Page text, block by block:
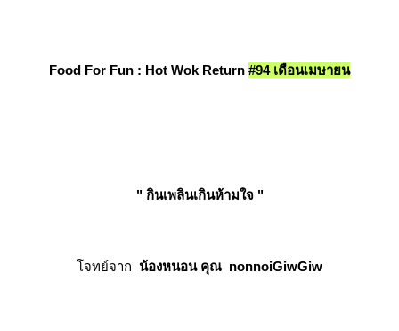
Food For Fun : Hot Wok Return #94 เดือนเมษายน
" กินเพลินเกินห้ามใจ "
จทย์จาก น้องหนอน คุณ nonnoiGiwGiw